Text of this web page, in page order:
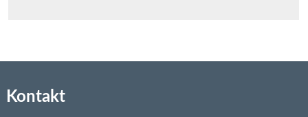
Kontakt